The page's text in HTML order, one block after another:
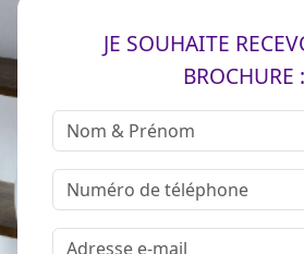
JE SOUHAITE
BROCHURE :